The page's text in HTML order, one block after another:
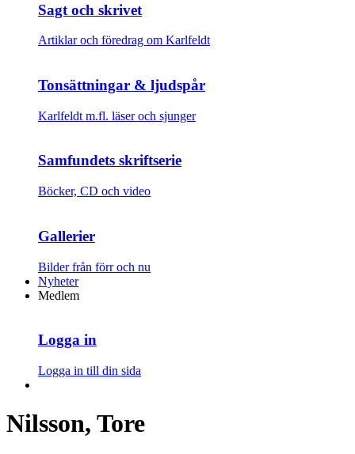
Sagt och skrivet
Artiklar och föredrag om Karlfeldt
Tonsättningar & ljudspår
Karlfeldt m.fl. läser och sjunger
Samfundets skriftserie
Böcker, CD och video
Gallerier
Bilder från förr och nu
Nyheter
Medlem
Logga in
Logga in till din sida
Nilsson, Tore